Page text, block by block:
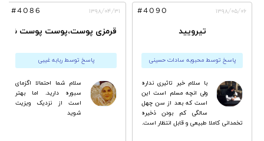
تیرویید
پاسخ توسط محبوبه سادات حسینی
۱۳۹۸/۰۵/۰۶ #4090
با سلام خیر تاثیری نداره
ولی انچه مسلم است این
است که بعد از سن چهل
سالگی کم بودن ذخیره
تخمدانی کاملا طبیعی و قابل انتظار است.
قرمزی پوست،پوست پوست
پاسخ توسط ربابه غیبی
۱۳۹۸/۰۴/۳۱ #4086
سلام شما احتمالا اگزماى
سبوره دارید. اما بهتر
است از نزدیک ویزیت
شوید